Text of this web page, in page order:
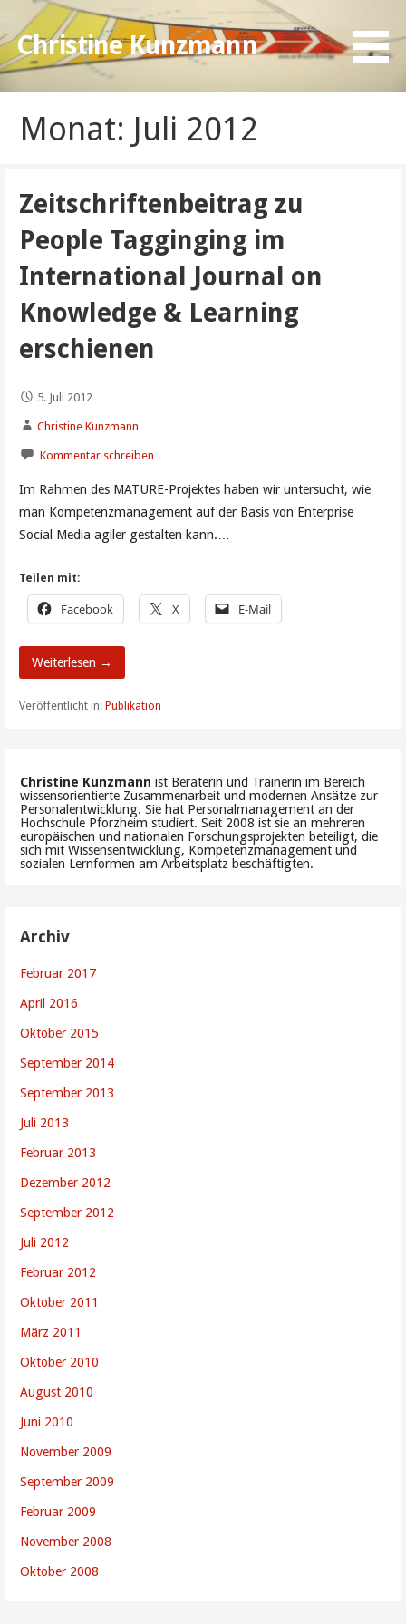
Inhalt
springen
Christine Kunzmann
Monat: Juli 2012
Zeitschriftenbeitrag zu
People Tagginging im
International Journal on
Knowledge & Learning
erschienen
5. Juli 2012
Christine Kunzmann
Kommentar schreiben
Im Rahmen des MATURE-Projektes haben wir untersucht, wie
man Kompetenzmanagement auf der Basis von Enterprise
Social Media agiler gestalten kann.…
Teilen mit:
Facebook X E-Mail
Weiterlesen →
Veröffentlicht in: Publikation
Christine Kunzmann ist Beraterin und Trainerin im Bereich
wissensorientierte Zusammenarbeit und modernen Ansätze zur
Personalentwicklung. Sie hat Personalmanagement an der
Hochschule Pforzheim studiert. Seit 2008 ist sie an mehreren
europäischen und nationalen Forschungsprojekten beteiligt, die
sich mit Wissensentwicklung, Kompetenzmanagement und
sozialen Lernformen am Arbeitsplatz beschäftigten.
Archiv
Februar 2017
April 2016
Oktober 2015
September 2014
September 2013
Juli 2013
Februar 2013
Dezember 2012
September 2012
Juli 2012
Februar 2012
Oktober 2011
März 2011
Oktober 2010
August 2010
Juni 2010
November 2009
September 2009
Februar 2009
November 2008
Oktober 2008